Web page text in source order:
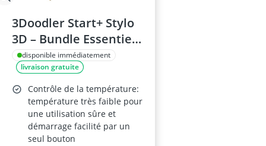
3Doodler Start+ Stylo
3D – Bundle Essentiels
pour enfants, 250
recharges, couleurs
assorties (STEM à la
maison)
disponible immédiatement
livraison gratuite
Contrôle de la température:
température très faible pour
une utilisation sûre et
démarrage facilité par un
seul bouton